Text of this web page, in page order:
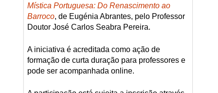
Mística Portuguesa: Do Renascimento ao
Barroco, de Eugénia Abrantes, pelo Professor
Doutor José Carlos Seabra Pereira.
A iniciativa é acreditada como ação de
formação de curta duração para professores e
pode ser acompanhada online.